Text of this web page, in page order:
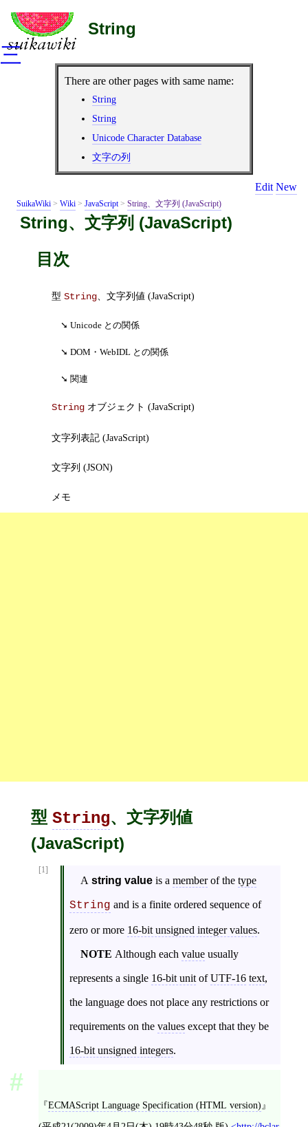
String
There are other pages with same name:
String
String
Unicode Character Database
文字の列
Edit New
SuikaWiki > Wiki > JavaScript> String、文字列 (JavaScript)
String、文字列 (JavaScript)
目次
型 String、文字列値 (JavaScript)
Unicode との関係
DOM・WebIDL との関係
関連
Stringオブジェクト (JavaScript)
文字列表記 (JavaScript)
文字列 (JSON)
メモ
型 String、文字列値
(JavaScript)
[1]
A string valueis a memberof the type
String and is a finite ordered sequence of
zero or more 16-bit unsigned integer values.
NOTE Although each valueusually
represents a single 16-bit unitofUTF-16 text,
the language does not place any restrictions or
requirements on the valuesexcept that they be
16-bit unsigned integers.
ECMAScript Language Specification (HTML version)
三